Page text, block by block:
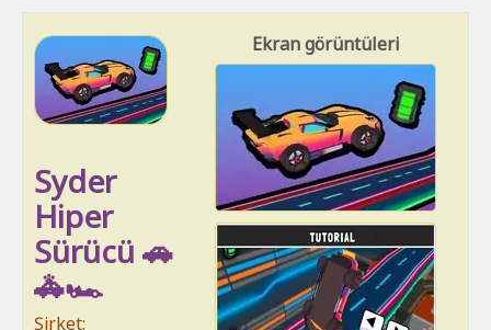
Ekran görüntüleri
Syder
Hiper
Sürücü 🚗
🚓🏎
Şirket: